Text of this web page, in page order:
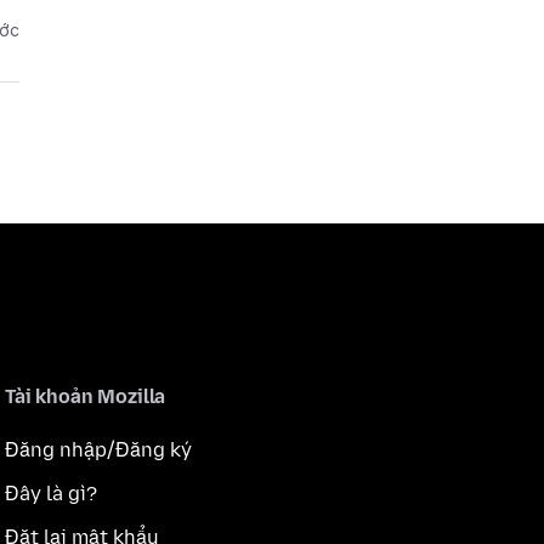
Tài khoản Mozilla
Đăng nhập/Đăng ký
Đây là gì?
Đặt lại mật khẩu